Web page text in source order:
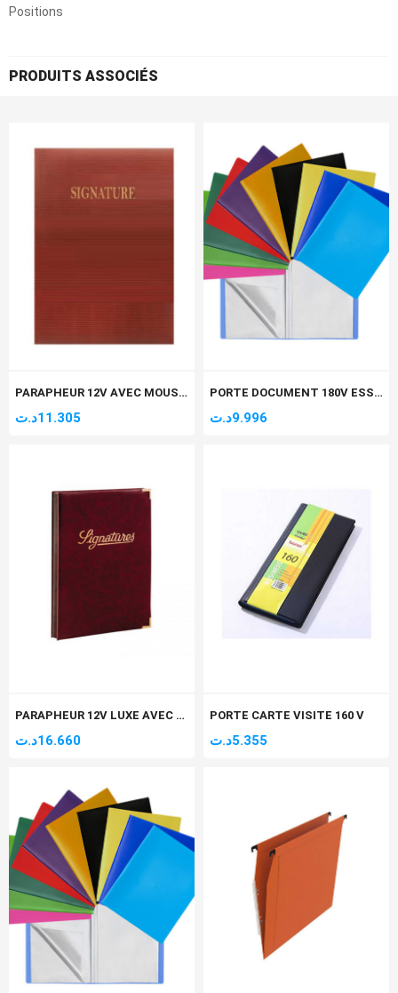
Positions
PRODUITS ASSOCIÉS
PARAPHEUR 12V AVEC MOUSSE ARABE
11.305د.ت
PORTE DOCUMENT 180V ESSENTIAL
9.996د.ت
PARAPHEUR 12V LUXE AVEC MOUSSE ET COIN DORE ARABE
16.660د.ت
PORTE CARTE VISITE 160 V
5.355د.ت